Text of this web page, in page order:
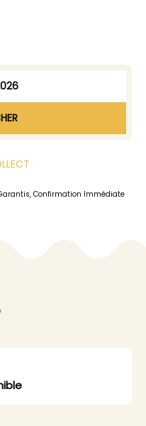
Confirmation Immédiate